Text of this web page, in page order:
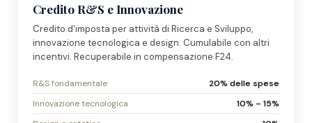
Credito R&S e Innovazione
Credito d'imposta per attività di Ricerca e Sviluppo,
innovazione tecnologica e design. Cumulabile con altri
incentivi. Recuperabile in compensazione F24.
R&S fondamentale
20% delle spese
Innovazione tecnologica
10% – 15%